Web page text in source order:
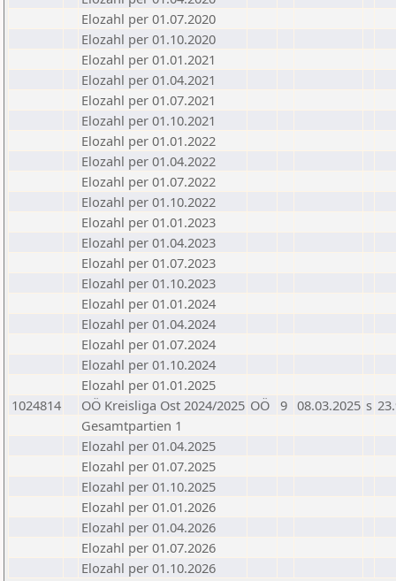
Elozahl per 01.07.2020
Elozahl per 01.10.2020
Elozahl per 01.01.2021
Elozahl per 01.04.2021
Elozahl per 01.07.2021
Elozahl per 01.10.2021
Elozahl per 01.01.2022
Elozahl per 01.04.2022
Elozahl per 01.07.2022
Elozahl per 01.10.2022
Elozahl per 01.01.2023
Elozahl per 01.04.2023
Elozahl per 01.07.2023
Elozahl per 01.10.2023
Elozahl per 01.01.2024
Elozahl per 01.04.2024
Elozahl per 01.07.2024
Elozahl per 01.10.2024
Elozahl per 01.01.2025
1024814
OÖ Kreisliga Ost 2024/2025 OÖ 9 08.03.2025 s
Gesamtpartien 1
Elozahl per 01.04.2025
Elozahl per 01.07.2025
Elozahl per 01.10.2025
Elozahl per 01.01.2026
Elozahl per 01.04.2026
Elozahl per 01.07.2026
Elozahl per 01.10.2026